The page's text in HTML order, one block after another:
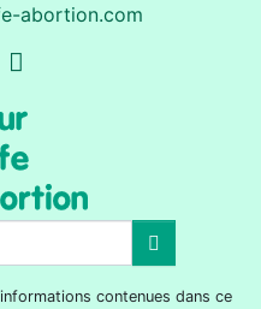
abortion.com
contenues dans ce